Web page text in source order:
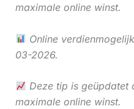
maximale online winst.
Online
03-2026.
Deze tip is geüpdatet
maximale online winst.